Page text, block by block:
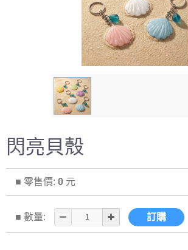
閃亮貝殼
■ 零售價: 0 元
■ 數量: 訂購